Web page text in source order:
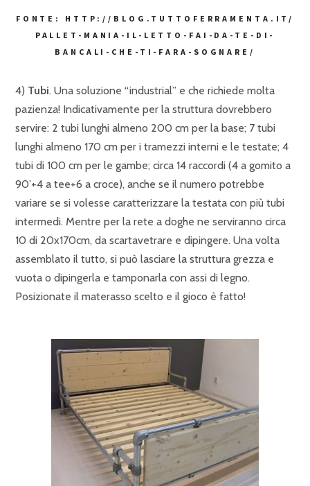
FONTE: HTTP://BLOG.TUTTOFERRAMENTA.IT/
PALLET-MANIA-IL-LETTO-FAI-DA-TE-DI-
BANCALI-CHE-TI-FARA-SOGNARE/
4) Tubi. Una soluzione “industrial” e che richiede molta
pazienza! Indicativamente per la struttura dovrebbero
servire: 2 tubi lunghi almeno 200 cm per la base; 7 tubi
lunghi almeno 170 cm per i tramezzi interni e le testate; 4
tubi di 100 cm per le gambe; circa 14 raccordi (4 a gomito a
90’+4 a tee+6 a croce), anche se il numero potrebbe
variare se si volesse caratterizzare la testata con più tubi
intermedi. Mentre per la rete a doghe ne serviranno circa
10 di 20x170cm, da scartavetrare e dipingere. Una volta
assemblato il tutto, si può lasciare la struttura grezza e
vuota o dipingerla e tamponarla con assi di legno.
Posizionate il materasso scelto e il gioco è fatto!